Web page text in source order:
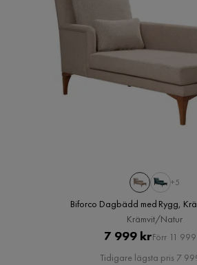
+5
Biforco Dagbädd med Rygg,
Krämvit/Natur
Pris
7 999 krOriginal
Pris
Förr 11
Tidigare lägsta pris 7